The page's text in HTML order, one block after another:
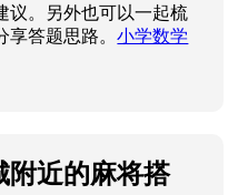
议。另外也可以一起梳
享答题思路。小学数学
附近的麻将搭